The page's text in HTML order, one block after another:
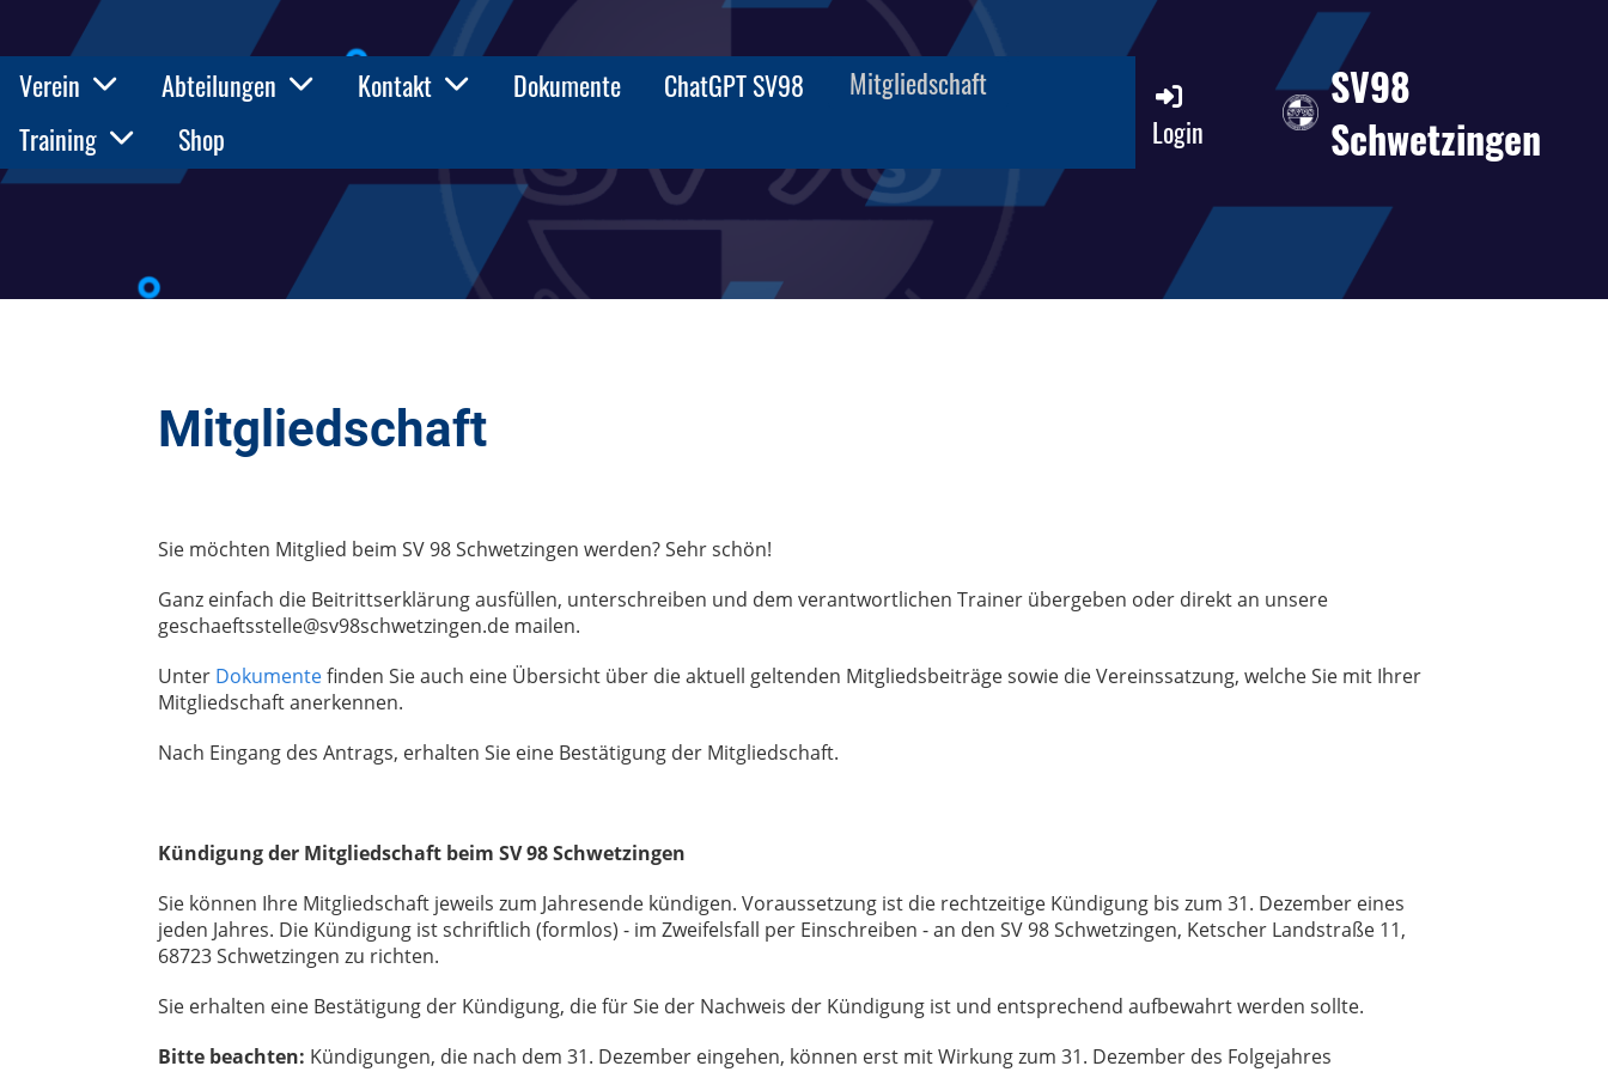
Verein Abteilungen Kontakt Dokumente ChatGPT SV98
Mitgliedschaft
Training
Shop Login
SV98
Schwetzingen
Mitgliedschaft
Sie möchten Mitglied beim SV 98 Schwetzingen werden? Sehr schön!
Ganz einfach die Beitrittserklärung ausfüllen, unterschreiben und dem verantwortlichen Trainer übergeben oder direkt an unsere
geschaeftsstelle@sv98schwetzingen.de mailen.
Unter Dokumentefinden Sie auch eine Übersicht über die aktuell geltenden Mitgliedsbeiträge sowie die Vereinssatzung, welche Sie mit Ihrer
Mitgliedschaft anerkennen.
Nach Eingang des Antrags, erhalten Sie eine Bestätigung der Mitgliedschaft.
Kündigung der Mitgliedschaft beim SV 98 Schwetzingen
Sie können Ihre Mitgliedschaft jeweils zum Jahresende kündigen. Voraussetzung ist die rechtzeitige Kündigung bis zum 31. Dezember eines
jeden Jahres. Die Kündigung ist schriftlich (formlos) - im Zweifelsfall per Einschreiben - an den SV 98 Schwetzingen, Ketscher Landstraße 11,
68723 Schwetzingen zu richten.
Sie erhalten eine Bestätigung der Kündigung, die für Sie der Nachweis der Kündigung ist und entsprechend aufbewahrt werden sollte.
Bitte beachten: Kündigungen, die nach dem 31. Dezember eingehen, können erst mit Wirkung zum 31. Dezember des Folgejahres